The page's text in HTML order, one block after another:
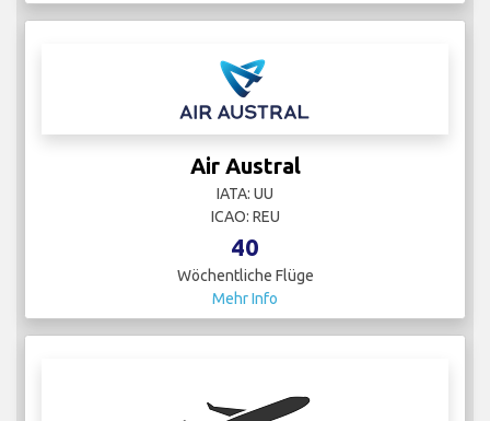
Air Austral
IATA: UU
ICAO: REU
40
Wöchentliche Flüge
Mehr Info